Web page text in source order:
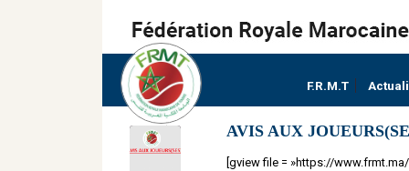
F.R.M.T
AVIS AUX
[gview file = »https://